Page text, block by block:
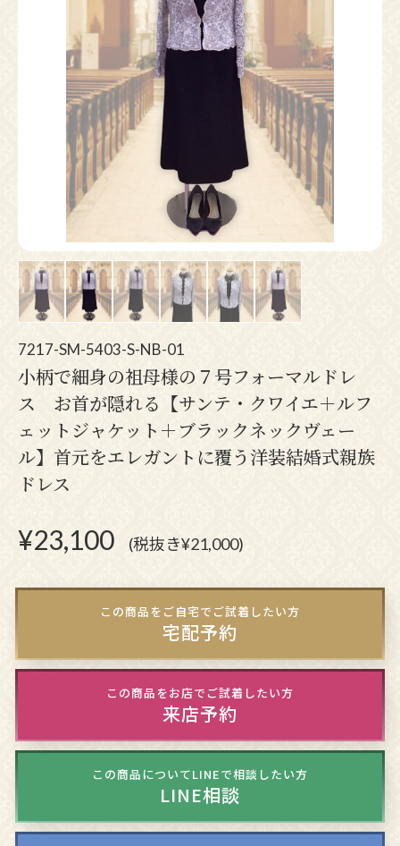
7217-SM-5403-S-NB-01
小柄で細身の祖母様の７号フォーマルドレ
ス お首が隠れる【サンテ・クワイエ＋ルフ
ェットジャケット＋ブラックネックヴェー
ル】首元をエレガントに覆う洋装結婚式親族
ドレス
¥23,100 (税抜き¥21,000)
この商品をご自宅でご試着したい方
宅配予約
この商品をお店でご試着したい方
来店予約
この商品についてLINEで相談したい方
LINE相談